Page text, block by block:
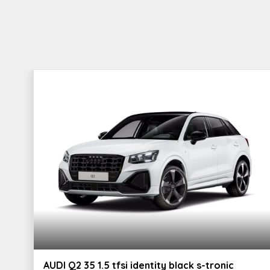
elettromeccanico e assistenza alla
Audi drive select
Battitacco anteriore con inserto in
alluminio illuminato con logo s
Cruise control
Caratterizzazione estetica s line
Audi connect
plus
Sedili anteriori sportivi
Disattivazione
AUDI Q2 35 1.5 tfsi identity black s-tronic